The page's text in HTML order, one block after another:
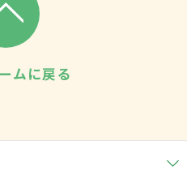
ムに戻る